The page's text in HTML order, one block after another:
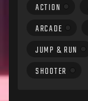
ACTION
ARCADE
JUMP & RUN
SHOOTER